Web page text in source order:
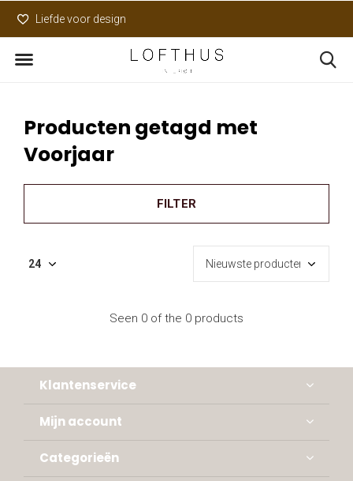
Liefde voor design
Producten getagd met
Voorjaar
FILTER
Seen 0 of the 0 products
Klantenservice
Mijn account
Categorieën